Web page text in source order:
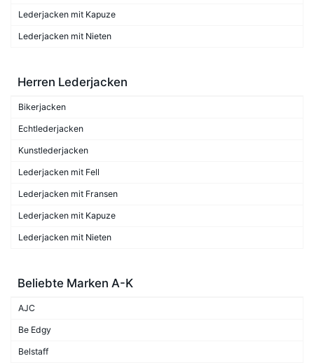
Lederjacken mit Kapuze
Lederjacken mit Nieten
Herren Lederjacken
Bikerjacken
Echtlederjacken
Kunstlederjacken
Lederjacken mit Fell
Lederjacken mit Fransen
Lederjacken mit Kapuze
Lederjacken mit Nieten
Beliebte Marken A-K
AJC
Be Edgy
Belstaff